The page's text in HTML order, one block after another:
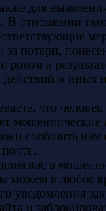
для
В отношении
за потери,
в
и иных
что
сообщить нам
вас в
можем в любое
уведомления
и